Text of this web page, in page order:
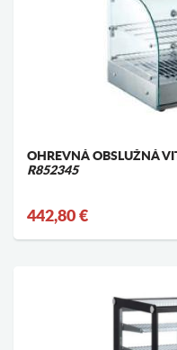
OHREVNÁ OBSLUŽNÁ
R852345
442,80 €